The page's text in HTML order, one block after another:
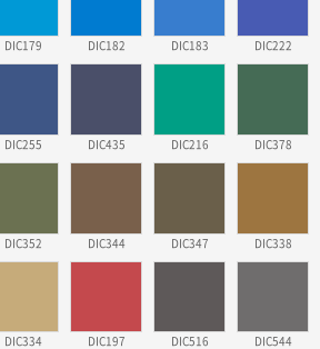
DIC179 DIC182 DIC183 DIC222
DIC255 DIC435 DIC216 DIC378
DIC352 DIC344 DIC347 DIC338
DIC334 DIC197 DIC516 DIC544